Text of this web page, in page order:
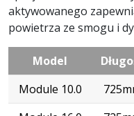
aktywowanego
powietrza ze smogu i
Model
Module 10.0